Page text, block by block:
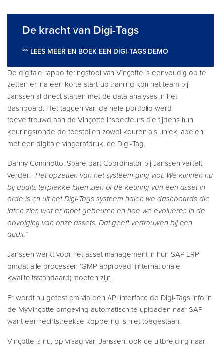
De kracht van Digi-Tags
°°° LEES MEER EN BOEK EEN DIGI-TAGS DEMO
De digitale rapporteringstool van Vinçotte is eenvoudig op te
zetten en na een korte start-up training kon het team bij
Janssen al direct starten met de data analyses in het
dashboard. Het taggen van de hele portfolio werd
toevertrouwd aan de Vinçotte inspecteurs die tijdens hun
keuringsronde de toestellen zowel keuren als uniek labelen
met een digitale vingerafdruk, de Digi-Tag.
Danny Cominotto, Spare part Coördinator bij Janssen vertelt
verder: “Het opzetten van het systeem ging vlot. We kunnen nu
bij audits terplekke laten zien of de keuring van een asset in
orde is en uit het Digi-Tags systeem halen we dashboards die
laten zien wat er moet gebeuren en hoe we evolueren in de
opvolging van onze assets. Dat geeft vertrouwen bij een
audit.”
Janssen werkt voor het asset management in hun SAP ERP
omdat alle processen ’GMP approved’ (internationale
kwaliteitsstandaard) moeten zijn.
Er wordt nu getest om via een API interface de Digi-Tags info in
de MyVinçotte omgeving automatisch te uploaden naar SAP
want een rechtstreekse koppeling is niet toegestaan.
Vinçotte is nu, op vraag van Janssen, ook de uitbreiding naar